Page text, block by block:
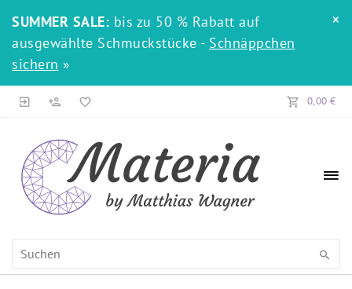
SUMMER SALE: bis zu 50 % Rabatt auf
ausgewählte Schmuckstücke - Schnäppchen
sichern »
×
0,00 €